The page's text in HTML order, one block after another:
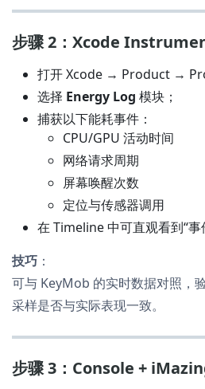
步骤 2：Xcode
打开 Xcode → Product →
选择 Energy Log 模块；
捕获以下能耗事件：
CPU/GPU 活动时间
网络请求周期
屏幕唤醒次数
定位与传感器调用
在 Timeline 中可直观看到“事
技巧 ：
可与 KeyMob 的实时数据对照，
采样是否与实际表现一致。
步骤 3：Console +